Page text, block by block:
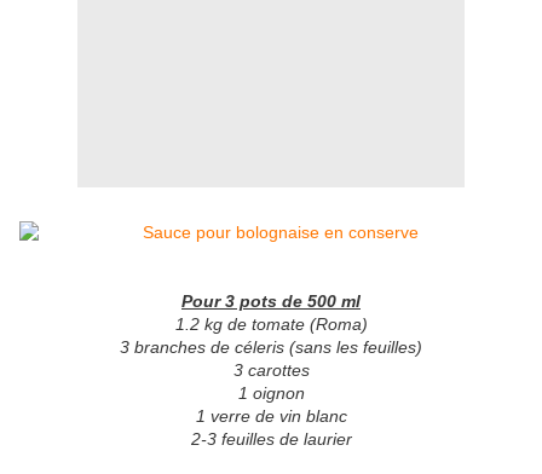
Pour 3 pots de 500 ml
1.2 kg de tomate (Roma)
3 branches de céleris (sans les feuilles)
3 carottes
1 oignon
1 verre de vin blanc
2-3 feuilles de laurier